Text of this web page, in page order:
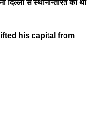
दिल्ली से स्थानान्तरित की थी
his capital from